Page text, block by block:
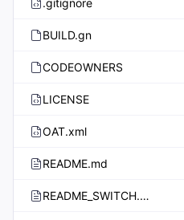
.gitignore
BUILD.gn
CODEOWNERS
LICENSE
OAT.xml
README.md
README_SWITCH.md